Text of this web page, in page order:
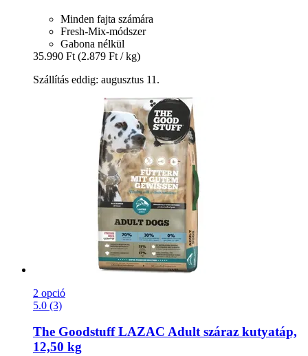
Minden fajta számára
Fresh-Mix-módszer
Gabona nélkül
35.990 Ft (2.879 Ft / kg)
Szállítás eddig: augusztus 11.
2 opció
5.0 (3)
The GoodstuffLAZAC Adult száraz kutyatáp,
12,50 kg